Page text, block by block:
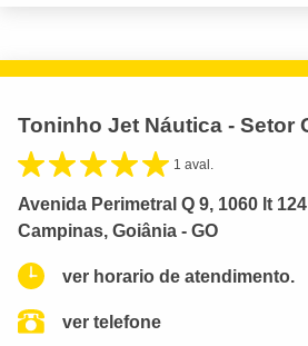
Toninho Jet Náutica - Setor
1 aval.
Avenida Perimetral Q 9, 1060 lt
Campinas, Goiânia - GO
ver horario de atendimento.
ver telefone